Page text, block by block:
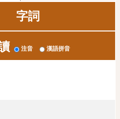
字詞
注音 漢語拼音